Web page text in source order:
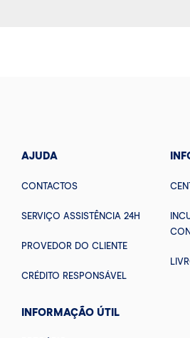
AJUDA
CONTACTOS
SERVIÇO ASSISTÊNCIA 24H
PROVEDOR DO CLIENTE
CRÉDITO RESPONSÁVEL
INFORMAÇÃO ÚTIL